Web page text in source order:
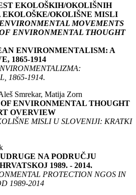
EKOLOŠKIH/OKOLIŠNIH
OKOLIŠNE MISLI
MOVEMENTS
ENVIRONMENTAL THOUGHT
ENVIRONMENTALISM: A
1865-1914
1865-1914.
Smrekar, Matija Zorn
ENVIRONMENTAL THOUGHT
OVERVIEW
MISLI U SLOVENIJI: KRATKI
NA PODRUČJU
1989. - 2014.
PROTECTION NGOS IN
1989-2014